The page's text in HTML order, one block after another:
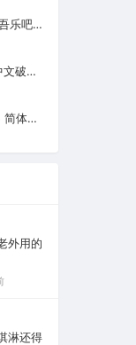
钉钉消息防撤回补丁PC版 7.1.0 吾乐吧优化版（支持消息防撤回+钉钉多开+支持消息永不已读+去除钉钉水印）
Navicat Premium 17.2.3 简体中文破解版（多重数据库管理工具）
Beyond Compare 5.2.1.32035 简体中文注册版（超强文件/夹比较工具）
外用的
淋还得